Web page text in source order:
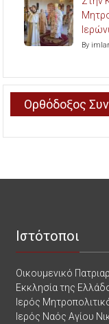
By
Ορθόδοξος
Ιστότοποι
Οικουμενικό
Εκκλησία της
Ιερός
Ιερός Ναός Αγίου